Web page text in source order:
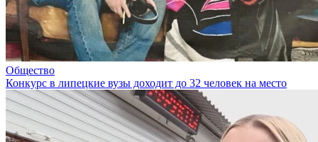
Общество
Конкурс в липецкие вузы доходит до 32 человек на место